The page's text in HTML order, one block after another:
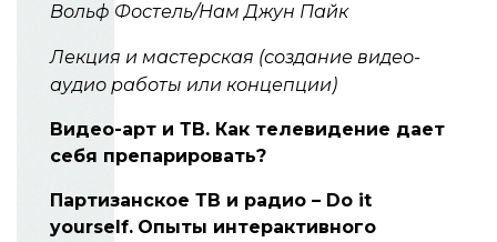
Вольф Фостель/Нам Джун Пайк
Лекция и мастерская (создание видео-
аудио работы или концепции)
Видео-арт и ТВ. Как телевидение дает
себя препарировать?
Партизанское ТВ и радио – Do it
yourself. Опыты интерактивного